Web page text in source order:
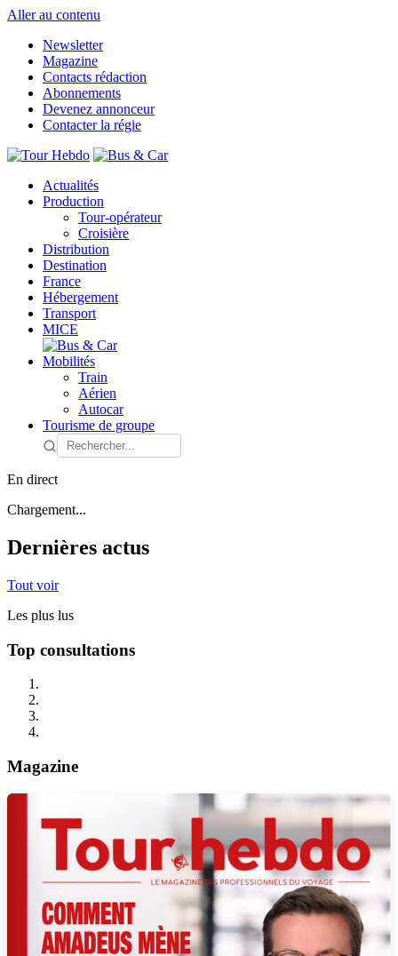
Aller au contenu
Newsletter
Magazine
Contacts rédaction
Abonnements
Devenez annonceur
Contacter la régie
Actualités
Production
Tour-opérateur
Croisière
Distribution
Destination
France
Hébergement
Transport
MICE
Mobilités
Train
Aérien
Autocar
Tourisme de groupe
En direct
Chargement...
Dernières actus
Tout voir
Les plus lus
Top consultations
Magazine